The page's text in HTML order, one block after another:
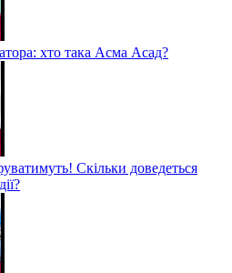
хто така Асма Асад?
Скільки доведеться